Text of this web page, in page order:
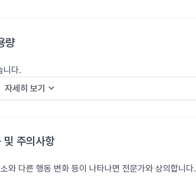
량
니다.
자세히 보기 keyboard_arrow_down
및 주의사항
와 다른 행동 변화 등이 나타나면 전문가와 상의합니다.